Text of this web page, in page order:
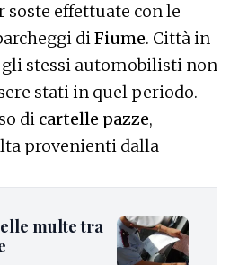
soste effettuate con le
diFiume. Città in
gli stessi automobilisti non
stati in quel periodo.
di cartelle pazze,
provenienti dalla
multe tra